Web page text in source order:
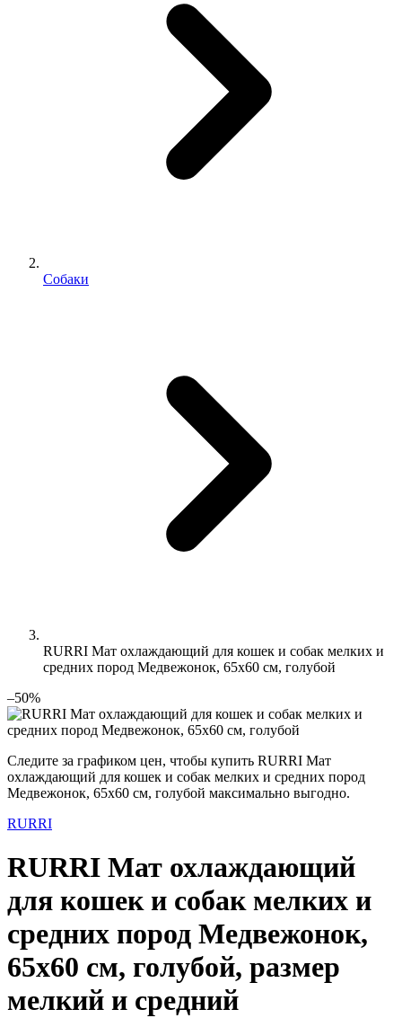
Собаки
RURRI Мат охлаждающий для кошек и собак мелких и
средних пород Медвежонок, 65х60 см, голубой
–50%
Следите за графиком цен, чтобы купить RURRI Мат
охлаждающий для кошек и собак мелких и средних пород
Медвежонок, 65х60 см, голубой максимально выгодно.
RURRI
RURRI Мат охлаждающий
для кошек и собак мелких и
средних пород Медвежонок,
65х60 см, голубой, размер
мелкий и средний